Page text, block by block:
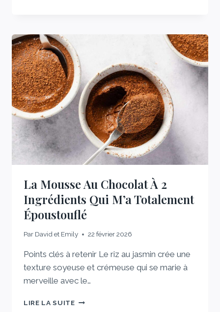
PRÉPARE
À
CHAQUE
RÉUNION
50
MINUTES
La Mousse Au Chocolat À 2
Ingrédients Qui M’a Totalement
Époustouflé
Par David et Emily 22 février 2026
Points clés à retenir Le riz au jasmin crée une
texture soyeuse et crémeuse qui se marie à
merveille avec le…
LIRE LA SUITELA